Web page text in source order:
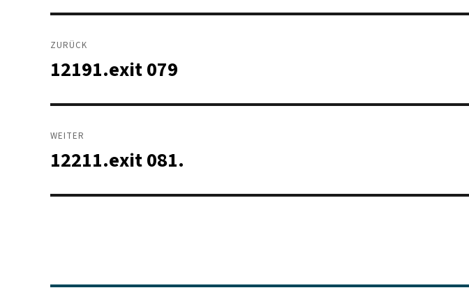
Beitragsnavigation
ZURÜCK
Vorheriger
12191.exit 079
WEITER
Nächster
12211.exit 081.